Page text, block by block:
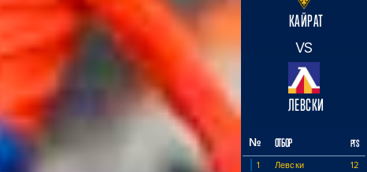
КАЙРАТ
VS
ЛЕВСКИ
№ ОТБОР PTS
1 Левски
12